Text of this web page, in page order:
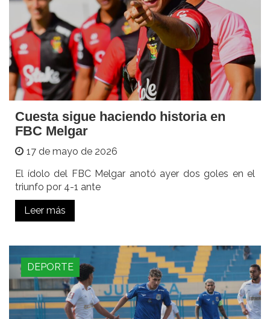
Cuesta sigue haciendo historia en
FBC Melgar
17 de mayo de 2026
El ídolo del FBC Melgar anotó ayer dos goles en el
triunfo por 4-1 ante
Leer más
DEPORTE